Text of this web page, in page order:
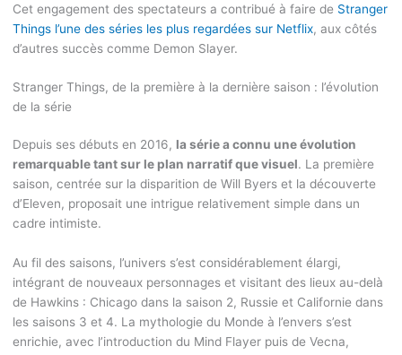
Cet engagement des spectateurs a contribué à faire de Stranger
Things l’une des séries les plus regardées sur Netflix, aux côtés
d’autres succès comme Demon Slayer.
Stranger Things, de la première à la dernière saison : l’évolution
de la série
Depuis ses débuts en 2016, la série a connu une évolution
remarquable tant sur le plan narratif que visuel. La première
saison, centrée sur la disparition de Will Byers et la découverte
d’Eleven, proposait une intrigue relativement simple dans un
cadre intimiste.
Au fil des saisons, l’univers s’est considérablement élargi,
intégrant de nouveaux personnages et visitant des lieux au-delà
de Hawkins : Chicago dans la saison 2, Russie et Californie dans
les saisons 3 et 4. La mythologie du Monde à l’envers s’est
enrichie, avec l’introduction du Mind Flayer puis de Vecna,